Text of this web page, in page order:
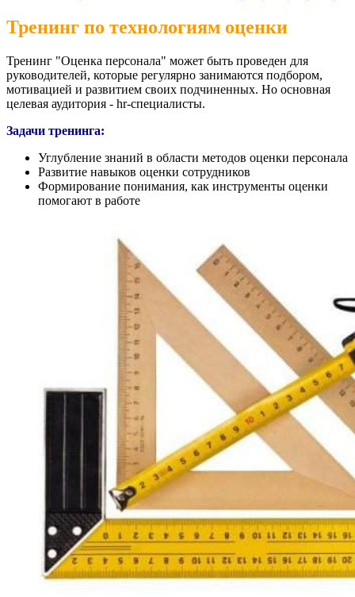
Тренинг по технологиям оценки
Тренинг "Оценка персонала" может быть проведен для
руководителей, которые регулярно занимаются подбором,
мотивацией и развитием своих подчиненных. Но основная
целевая аудитория - hr-специалисты.
Задачи тренинга:
Углубление знаний в области методов оценки персонала
Развитие навыков оценки сотрудников
Формирование понимания, как инструменты оценки
помогают в работе